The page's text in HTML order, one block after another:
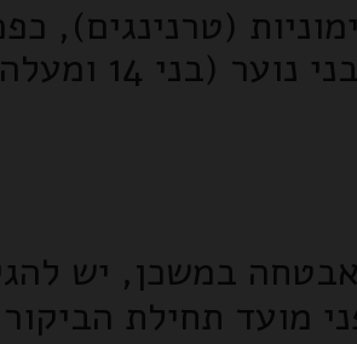
(טרנינגים),
14 ומעלה).
במשכן, יש
מועד תחילת